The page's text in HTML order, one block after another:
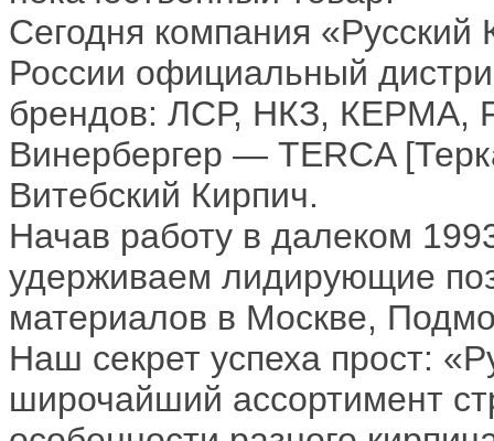
Сегодня компания
России официальный
брендов: ЛСР, НКЗ, КЕРМА,
Винербергер — TERCA
Витебский Кирпич.
Начав работу в далеком
удерживаем лидирующие
материалов в Москве,
Наш секрет успеха прост:
широчайший ассортимент